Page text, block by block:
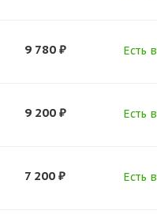
9 780 ₽ Есть
9 200 ₽ Есть
7 200 ₽ Есть